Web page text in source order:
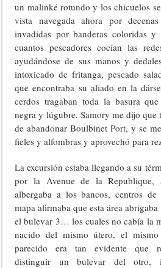
un malinké rotundo y los chicuelos
vista navegada ahora por
invadidas por banderas coloridas y
cuantos pescadores cocían las
ayudándose de sus manos y
intoxicado de fritanga, pescado
que encontraba su aliado en la
cerdos tragaban toda la basura
negra y lúgubre. Samory me dijo que
de abandonar Boulbinet Port, y se
fieles y alfombras y aprovechó para
La excursión estaba llegando a su
por la Avenue de la
albergaba a los bancos, centros
mapa afirmaba que esta área
el bulevar 3… los cuales no cabía la
nacido del mismo útero, el
parecido era tan evidente que
distinguir un bulevar del otro,